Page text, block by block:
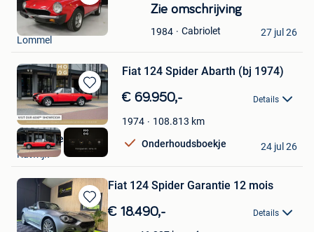
Bewaren
in
Mijn
Zie omschrijving
1984 Cabriolet
Lommel
27 jul 26
Bewaren
in
Mijn
Favorieten
Fiat 124 Spider Abarth (bj 1974)
€ 69.950,- Details
1974 108.813 km
Onderhoudsboekje
HooG Selections
Katwijk
24 jul 26
Bewaren
in
Fiat 124 Spider Garantie 12 mois
€ 18.490,- Details